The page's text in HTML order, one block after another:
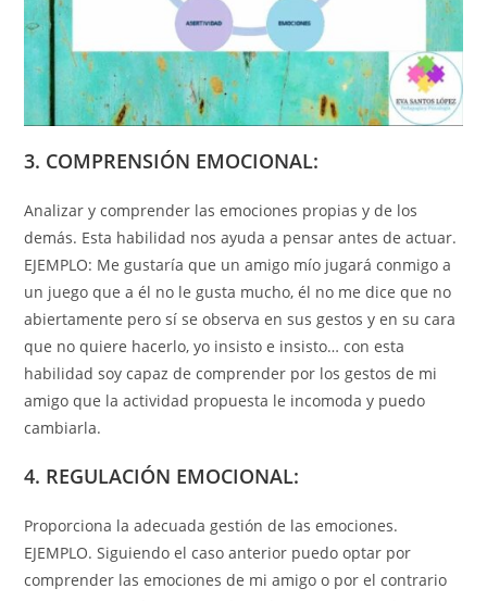
3. COMPRENSIÓN EMOCIONAL:
Analizar y comprender las emociones propias y de los
demás. Esta habilidad nos ayuda a pensar antes de actuar.
EJEMPLO: Me gustaría que un amigo mío jugará conmigo a
un juego que a él no le gusta mucho, él no me dice que no
abiertamente pero sí se observa en sus gestos y en su cara
que no quiere hacerlo, yo insisto e insisto… con esta
habilidad soy capaz de comprender por los gestos de mi
amigo que la actividad propuesta le incomoda y puedo
cambiarla.
4. REGULACIÓN EMOCIONAL:
Proporciona la adecuada gestión de las emociones.
EJEMPLO. Siguiendo el caso anterior puedo optar por
comprender las emociones de mi amigo o por el contrario